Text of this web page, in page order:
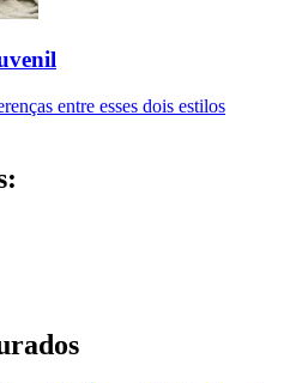
entre esses dois estilos